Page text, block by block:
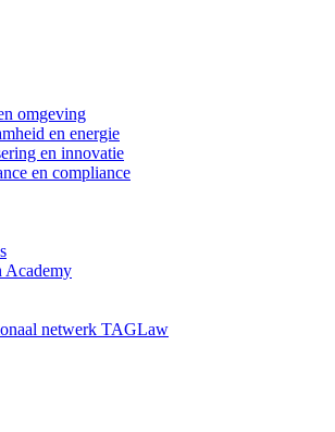
omgeving
en energie
en innovatie
en compliance
Academy
netwerk TAGLaw